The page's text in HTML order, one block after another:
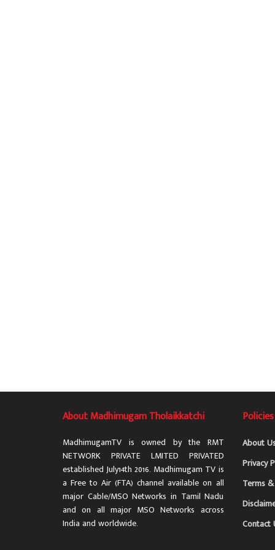
About Madhimugam Tholaikkatchi
MadhimugamTV is owned by the RMT
NETWORK PRIVATE LMITED PRIVATED
established July14th 2016. Madhimugam TV is
a Free to Air (FTA) channel available on all
major Cable/MSO Networks in Tamil Nadu
and on all major MSO Networks across
India and worldwide.
Policies
About
Privacy
Terms
Contact